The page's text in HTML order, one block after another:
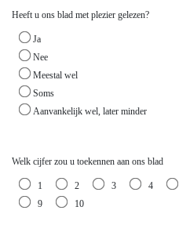
Heeft u ons blad met plezier gelezen?
Heeft u ons blad met plezier gelezen? *
Ja
Nee
Meestal wel
Soms
Aanvankelijk wel, later minder
Welk cijfer zou u toekennen aan ons blad
Welk cijfer zou u toekennen aan ons blad *
1 2 3 4
9
10